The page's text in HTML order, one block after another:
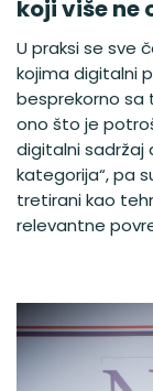
koji više ne
U praksi se sve
kojima digitalni
besprekorno sa
ono što je
digitalni sadržaj
kategorija“, pa
tretirani kao
relevantne